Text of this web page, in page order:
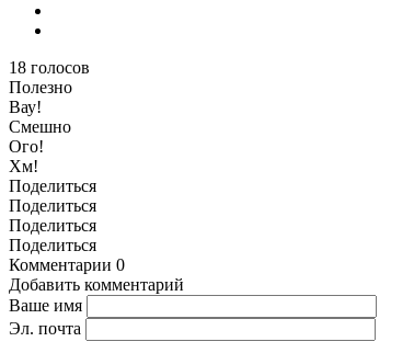
18 голосов
Полезно
Вау!
Смешно
Ого!
Хм!
Поделиться
Поделиться
Поделиться
Поделиться
Комментарии 0
Добавить комментарий
Ваше имя
Эл. почта